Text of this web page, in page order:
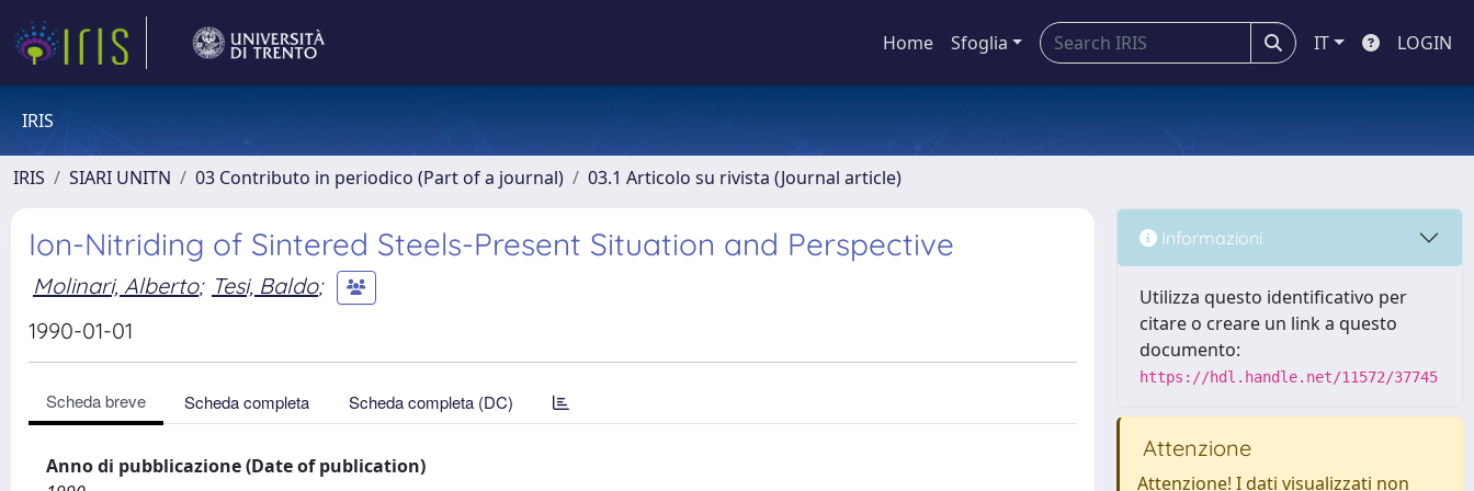
Home Sfoglia IT LOGIN
IRIS
IRIS SIARI UNITN 03 Contributo in periodico (Part of a journal) 03.1 Articolo su rivista (Journal article)
Ion-Nitriding of Sintered Steels-Present Situation and Perspective
Molinari, Alberto; Tesi, Baldo;
1990-01-01
Scheda breve Scheda completa Scheda completa (DC)
Anno di pubblicazione (Date of publication)
Informazioni
Utilizza questo identificativo per
citare o creare un link a questo
documento:
https://hdl.handle.net/11572/37745
Attenzione
Attenzione! I dati visualizzati non